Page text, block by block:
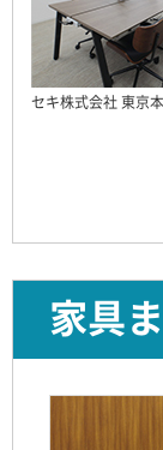
セキ株式会社 東京
家具